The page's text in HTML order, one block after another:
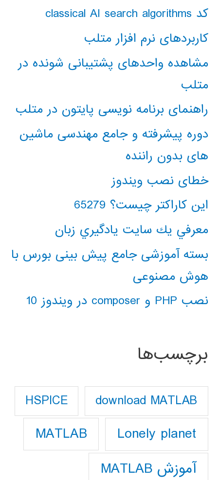
کد classical AI search algorithms
کاربردهای نرم افزار متلب
مشاهده واحدهای پشتیبانی شونده در
متلب
راهنمای برنامه نویسی پایتون در متلب
دوره پیشرفته و جامع مهندسی ماشین
های بدون راننده
خطای نصب ویندوز
این کاراکتر چیست؟ 65279
معرفي يك سايت يادگيري زبان
بسته آموزشی جامع پیش بینی بورس با
هوش مصنوعی
نصب PHP و composer در ویندوز 10
برچسب‌ها
download MATLAB
HSPICE
Lonely planet
MATLAB
آموزش MATLAB